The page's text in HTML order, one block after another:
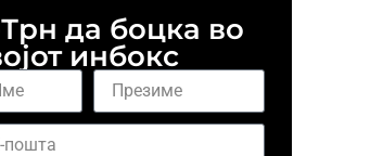
да боцка во
инбокс